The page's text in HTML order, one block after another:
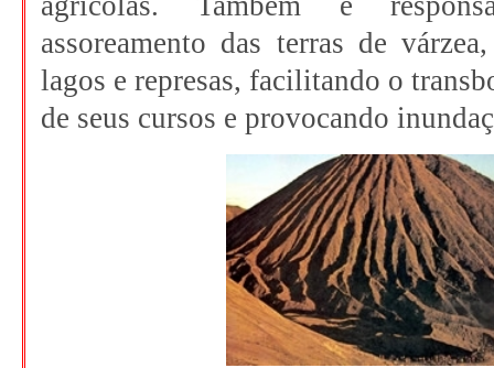
assoreamento das terras de
lagos e represas, facilitando o
de seus cursos e provocando